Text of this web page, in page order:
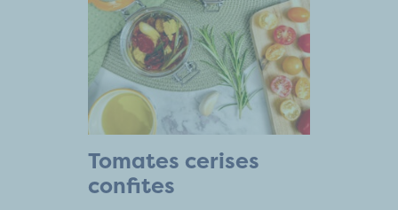
Tomates cerises
confites